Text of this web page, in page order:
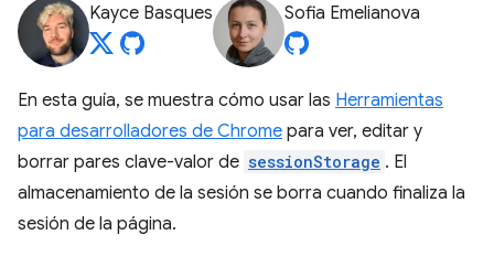
Kayce Basques Sofia Emelianova
En esta guía, se muestra cómo usar las Herramientas
para desarrolladores de Chrome para ver, editar y
borrar pares clave-valor de sessionStorage . El
almacenamiento de la sesión se borra cuando finaliza la
sesión de la página.